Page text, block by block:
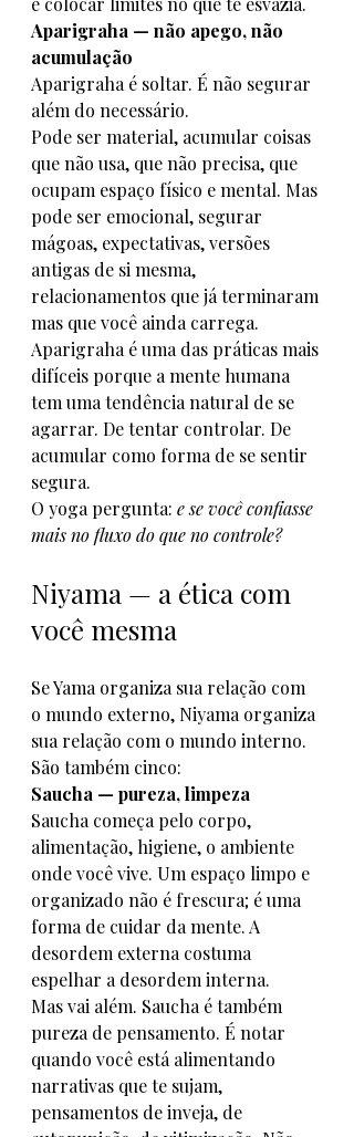
Aparigraha — não apego, não
acumulação
Aparigraha é soltar. É não segurar
além do necessário.
Pode ser material, acumular coisas
que não usa, que não precisa, que
ocupam espaço físico e mental. Mas
pode ser emocional, segurar
mágoas, expectativas, versões
antigas de si mesma,
relacionamentos que já terminaram
mas que você ainda carrega.
Aparigraha é uma das práticas mais
difíceis porque a mente humana
tem uma tendência natural de se
agarrar. De tentar controlar. De
acumular como forma de se sentir
segura.
O yoga pergunta: e se você confiasse
mais no fluxo do que no controle?
Niyama — a ética com
você mesma
Se Yama organiza sua relação com
o mundo externo, Niyama organiza
sua relação com o mundo interno.
São também cinco:
Saucha — pureza, limpeza
Saucha começa pelo corpo,
alimentação, higiene, o ambiente
onde você vive. Um espaço limpo e
organizado não é frescura; é uma
forma de cuidar da mente. A
desordem externa costuma
espelhar a desordem interna.
Mas vai além. Saucha é também
pureza de pensamento. É notar
quando você está alimentando
narrativas que te sujam,
pensamentos de inveja, de